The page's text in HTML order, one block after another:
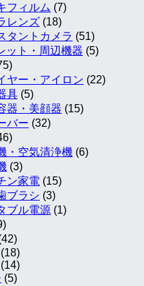
フィルム (7)
レンズ (18)
タントカメラ (51)
ット・周辺機器 (5)
ヤー・アイロン (22)
具 (5)
器・美顔器 (15)
バー (32)
・空気清浄機 (6)
(3)
ン家電 (15)
ブラシ (3)
ブル電源 (1)
(18)
(14)
(5)